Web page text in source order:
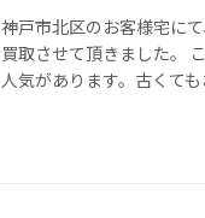
神戸市北区のお客様宅に
買取させて頂きました。
人気があります。古くて